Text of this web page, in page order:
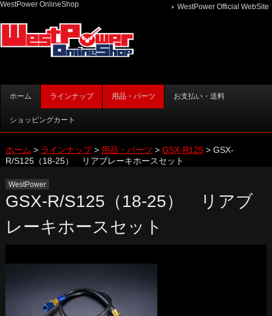
WestPower OnlineShop WestPower Official WebSite
メインコンテンツへ移動
ホーム ラインナップ 用品・パーツ お支払い・送料
ショッピングカート
ホーム > ラインナップ> 用品・パーツ > GSX-R125> GSX-
R/S125（18-25） リアブレーキホースセット
WestPower
GSX-R/S125（18-25） リアブ
レーキホースセット